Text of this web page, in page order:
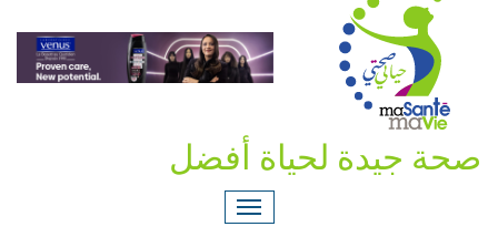
صحة جيدة لحياة أفضل